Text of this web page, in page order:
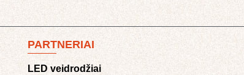
PARTNERIAI
LED veidrodžiai